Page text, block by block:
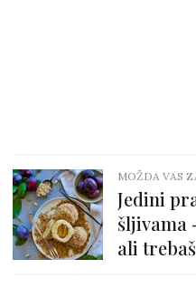
MOŽDA VAS
Jedini
šljivama
ali